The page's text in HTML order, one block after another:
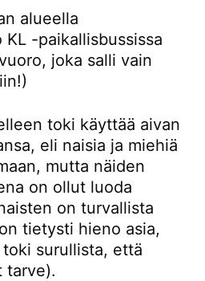
alueella
KL -paikallisbussissa
joka salli vain
toki käyttää aivan
eli naisia ja miehiä
mutta näiden
on ollut luoda
on turvallista
tietysti hieno asia,
surullista, että
tarve).